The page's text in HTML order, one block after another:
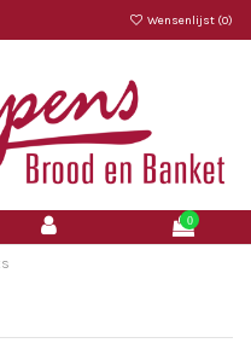
Wensenlijst (0)
0